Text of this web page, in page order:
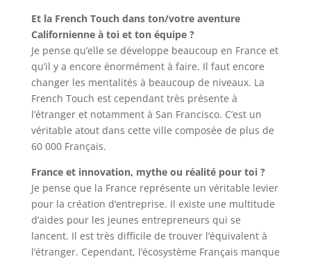
Et la French Touch dans ton/votre aventure
Californienne à toi et ton équipe ?
Je pense qu’elle se développe beaucoup en France et
qu’il y a encore énormément à faire. Il faut encore
changer les mentalités à beaucoup de niveaux. La
French Touch est cependant très présente à
l’étranger et notamment à San Francisco. C’est un
véritable atout dans cette ville composée de plus de
60 000 Français.
France et innovation, mythe ou réalité pour toi ?
Je pense que la France représente un véritable levier
pour la création d’entreprise. Il existe une multitude
d’aides pour les jeunes entrepreneurs qui se
lancent. Il est très difficile de trouver l’équivalent à
l’étranger. Cependant, l’écosystème Français manque